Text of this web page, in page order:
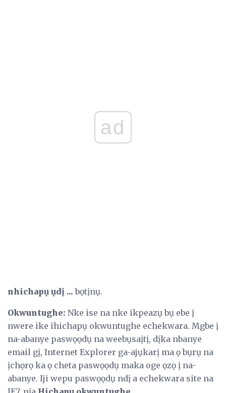
ad
nhichapụ ụdị ... bọtịnụ.
Okwuntughe: Nke ise na nke ikpeazụ bụ ebe ị
nwere ike ihichapụ okwuntughe echekwara. Mgbe ị
na-abanye paswọọdụ na weebụsaịtị, dịka nbanye
email gị, Internet Explorer ga-ajụkarị ma ọ bụrụ na
ịchọrọ ka ọ cheta paswọọdụ maka oge ọzọ ị na-
abanye. Iji wepu paswọọdụ ndị a echekwara site na